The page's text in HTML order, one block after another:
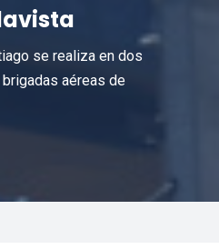
se realiza en dos
aéreas de